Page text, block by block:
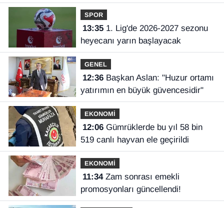
SPOR
13:351. Lig'de 2026-2027 sezonu
heyecanı yarın başlayacak
GENEL
12:36Başkan Aslan: "Huzur ortamı
yatırımın en büyük güvencesidir"
EKONOMİ
12:06Gümrüklerde bu yıl 58 bin
519 canlı hayvan ele geçirildi
EKONOMİ
11:34Zam sonrası emekli
promosyonları güncellendi!